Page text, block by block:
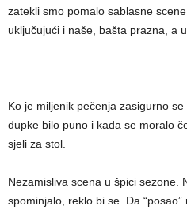
zatekli smo pomalo sablasne
uključujući i naše, bašta prazna, a
Ko je miljenik pečenja zasigurno
dupke bilo puno i kada se moralo
sjeli za stol.
Nezamisliva scena u špici sezone.
spominjalo, reklo bi se. Da